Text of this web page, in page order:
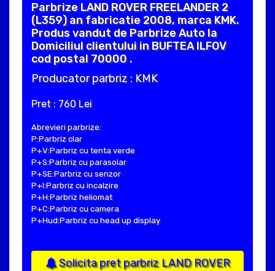
Parbrize LAND ROVER FREELANDER 2
(L359) an fabricatie 2008, marca KMK.
Produs vandut de Parbrize Auto la
Domiciliul clientului in BUFTEA ILFOV
cod postal 70000 .
Producator parbriz : KMK
Pret : 760 Lei
Abrevieri parbrize:
P:Parbriz clar
P+V:Parbriz cu tenta verde
P+S:Parbriz cu parasolar
P+SE:Parbriz cu senzor
P+I:Parbriz cu incalzire
P+H:Parbriz heliomat
P+C:Parbriz cu camera
P+Hud:Parbriz cu head up display
Solicita pret parbriz LAND ROVER